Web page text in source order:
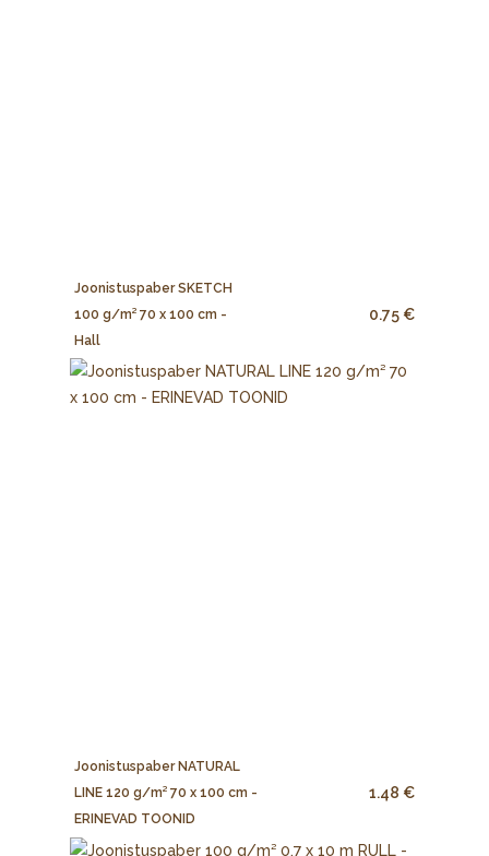
Joonistuspaber SKETCH
100 g/m² 70 x 100 cm -
Hall
0.75 €
Joonistuspaber NATURAL
LINE 120 g/m² 70 x 100 cm -
ERINEVAD TOONID
1.48 €